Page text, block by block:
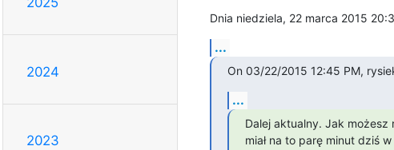
2024
2023
Dnia niedziela, 22 marca 2015
...
On 03/22/2015 12:45 PM,
...
Dalej aktualny. Jak możesz
miał na to parę minut dziś